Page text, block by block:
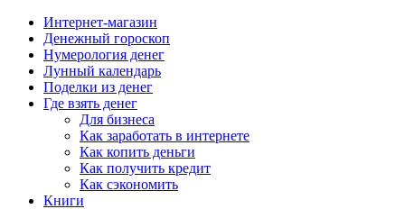
Интернет-магазин
Денежный гороскоп
Нумерология денег
Лунный календарь
Поделки из денег
Где взять денег
Для бизнеса
Как заработать в интернете
Как копить деньги
Как получить кредит
Как сэкономить
Книги